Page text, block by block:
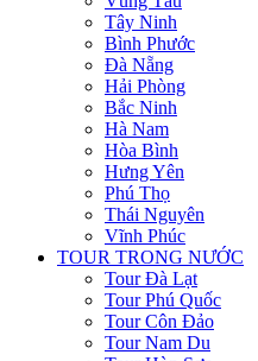
Tây Ninh
Bình Phước
Đà Nẵng
Hải Phòng
Bắc Ninh
Hà Nam
Hòa Bình
Hưng Yên
Phú Thọ
Thái Nguyên
Vĩnh Phúc
TOUR TRONG NƯỚC
Tour Đà Lạt
Tour Phú Quốc
Tour Côn Đảo
Tour Nam Du